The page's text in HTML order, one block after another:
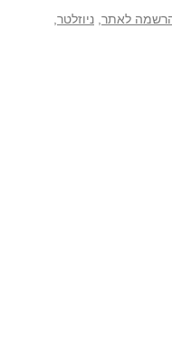
לאתר ניוזלטר